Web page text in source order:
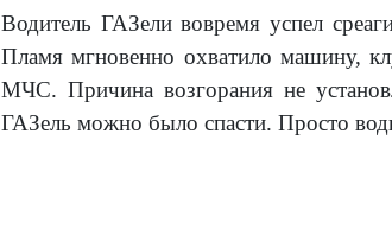
Водитель ГАЗели вовремя успел
Пламя мгновенно охватило машину,
МЧС. Причина возгорания не
ГАЗель можно было спасти. Просто